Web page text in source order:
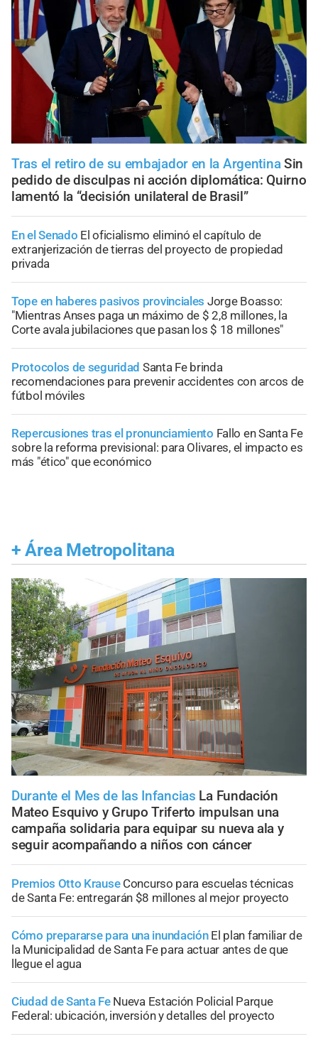
Tras el retiro de su embajador en la Argentina Sin
pedido de disculpas ni acción diplomática: Quirno
lamentó la “decisión unilateral de Brasil”
En el Senado El oficialismo eliminó el capítulo de
extranjerización de tierras del proyecto de propiedad
privada
Tope en haberes pasivos provinciales Jorge Boasso:
"Mientras Anses paga un máximo de $ 2,8 millones, la
Corte avala jubilaciones que pasan los $ 18 millones"
Protocolos de seguridad Santa Fe brinda
recomendaciones para prevenir accidentes con arcos de
fútbol móviles
Repercusiones tras el pronunciamiento Fallo en Santa Fe
sobre la reforma previsional: para Olivares, el impacto es
más "ético" que económico
+ Área Metropolitana
Durante el Mes de las Infancias La Fundación
Mateo Esquivo y Grupo Triferto impulsan una
campaña solidaria para equipar su nueva ala y
seguir acompañando a niños con cáncer
Premios Otto Krause Concurso para escuelas técnicas
de Santa Fe: entregarán $8 millones al mejor proyecto
Cómo prepararse para una inundación El plan familiar de
la Municipalidad de Santa Fe para actuar antes de que
llegue el agua
Ciudad de Santa Fe Nueva Estación Policial Parque
Federal: ubicación, inversión y detalles del proyecto